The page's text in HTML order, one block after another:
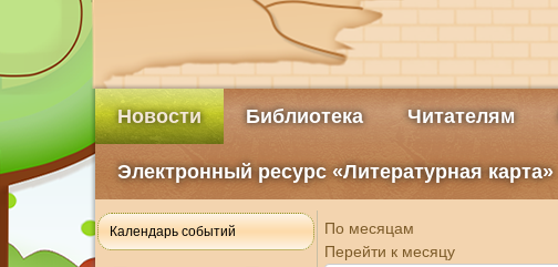
Новости Библиотека Читателям
Электронный ресурс «Литературная карта»
Календарь событий
По месяцам
Перейти к месяцу